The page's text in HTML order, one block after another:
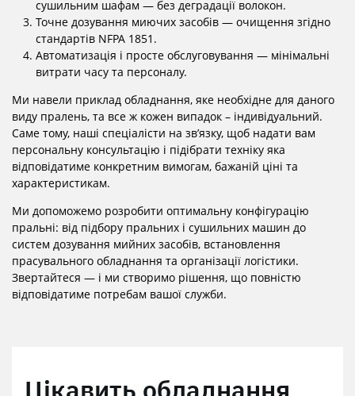
сушильним шафам — без деградації волокон.
Точне дозування миючих засобів — очищення згідно
стандартів NFPA 1851.
Автоматизація і просте обслуговування — мінімальні
витрати часу та персоналу.
Ми навели приклад обладнання, яке необхідне для даного
виду пралень, та все ж кожен випадок – індивідуальний.
Саме тому, наші спеціалісти на зв’язку, щоб надати вам
персональну консультацію і підібрати техніку яка
відповідатиме конкретним вимогам, бажаній ціні та
характеристикам.
Ми допоможемо розробити оптимальну конфігурацію
пральні: від підбору пральних і сушильних машин до
систем дозування мийних засобів, встановлення
прасувального обладнання та організації логістики.
Звертайтеся — і ми створимо рішення, що повністю
відповідатиме потребам вашої служби.